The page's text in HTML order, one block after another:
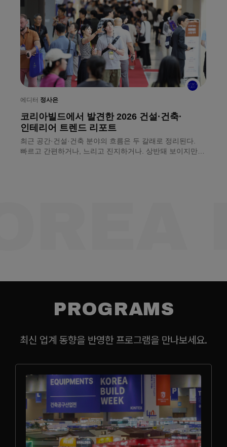
에디터 정사은
코리아빌드에서 발견한 2026 건설·건축·
인테리어 트렌드 리포트
최근 공간·건설·건축 분야의 흐름은 두 갈래로 정리된다.
빠르고 간편하거나, 느리고 진지하거나. 상반돼 보이지만
PROGRAMS
최신 업계 동향을 반영한 프로그램을 만나보세요.